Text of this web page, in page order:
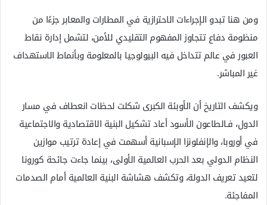
ومن هنا تبدو الإجراءات الاحترازية في المطارات والمعابر جزءًا من
منظومة دفاع تتجاوز المفهوم التقليدي للأمن، لتشمل إدارة نقاط
العبور في عالم تتداخل فيه البيولوجيا بالمعلومة وبأنماط الاستهداف
غير المباشر.
ويكشف التاريخ أن الأوبئة الكبرى شكلت لحظات انعطاف في مسار
الدول، فـالطاعون الأسود أعاد تشكيل البنية الاقتصادية والاجتماعية
في أوروبا، والإنفلونزا الإسبانية أسهمت في إعادة ترتيب موازين
النظام الدولي بعد الحرب العالمية الأولى، بينما جاءت جائحة كورونا
لتعيد تعريف الدولة، وتكشف هشاشة البنية العالمية أمام الصدمات
المفاجئة.